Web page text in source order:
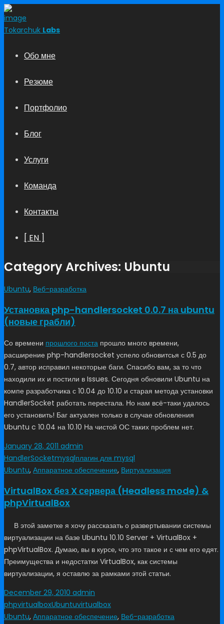
Tokarchuk Labs
Обо мне
Резюме
Портфолио
Блог
Услуги
Команда
Контакты
[ EN ]
Category Archives: Ubuntu
Ubuntu, Веб-разработка
Установка php-handlersocket 0.0.7 на ubuntu
(новые грабли)
Со времени прошлого поста прошло много времени,
расширение php-handlersocket успело обновитсья с 0.5 до
0.7, автор исправил некоторые баги. Спасибо вам, за то что
находили их и постили в Issues. Сегодня обновили Ubuntu на
компе разработчика с 10.04 до 10.10 и старая метода установки
HandlerSocket работать перестала. Но нам всё-таки удалось
его установить! Баг актуален только в случае обновления
Ubuntu c 10.04 на 10.10 На чистой ОС таких проблем нет.
January 28, 2011 admin
HandlerSocketmysqlплагин для mysql
Ubuntu, Аппаратное обеспечение, Виртуализация
VirtualBox без X сервера (Headless mode) &
phpVirtualBox
В этой заметке я хочу рассказать о развертывании системы
виртуализации на базе Ubuntu 10.10 Server + VirtualBox +
phpVirtualBox. Думаю, вы в курсе, что это такое и с чем его едят.
Преимущества и недостатки VirtualBox, как системы
виртуализации, я оставлю за рамками этой статьи.
December 29, 2010 admin
phpvirtualboxUbuntuvirtualbox
Ubuntu, Аппаратное обеспечение, Веб-разработка